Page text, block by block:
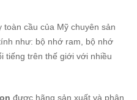
toàn cầu của Mỹ chuyên sản
như: bộ nhớ ram, bộ nhớ
trên thế giới với nhiều
được hãng sản xuất và phân